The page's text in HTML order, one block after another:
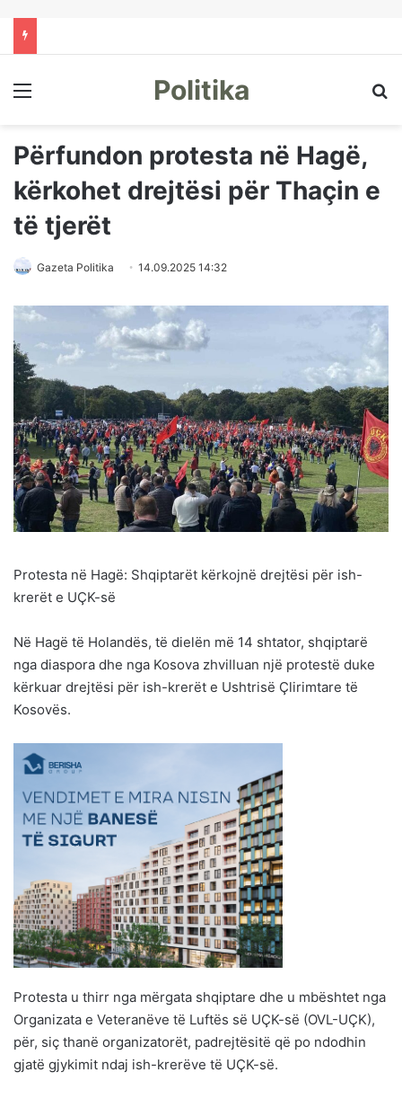
Menu Politika
Përfundon protesta në Hagë,
kërkohet drejtësi për Thaçin e
të tjerët
Gazeta Politika 14.09.2025 14:32
Protesta në Hagë: Shqiptarët kërkojnë drejtësi për ish-
krerët e UÇK-së
Në Hagë të Holandës, të dielën më 14 shtator, shqiptarë
nga diaspora dhe nga Kosova zhvilluan një protestë duke
kërkuar drejtësi për ish-krerët e Ushtrisë Çlirimtare të
Kosovës.
Protesta u thirr nga mërgata shqiptare dhe u mbështet nga
Organizata e Veteranëve të Luftës së UÇK-së (OVL-UÇK),
për, siç thanë organizatorët, padrejtësitë që po ndodhin
gjatë gjykimit ndaj ish-krerëve të UÇK-së.